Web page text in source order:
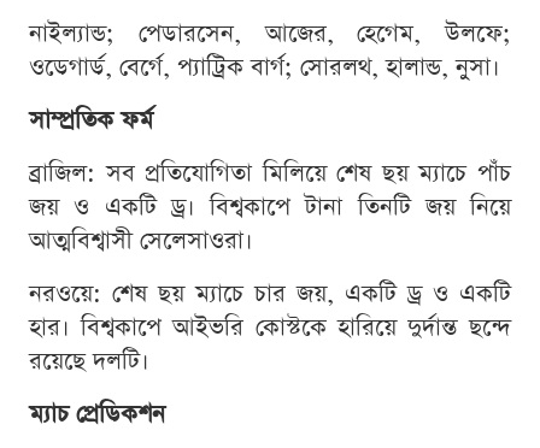
নাইল্যান্ড; পেডারসেন, আজের, হেগেম, উলফে;
ওডেগার্ড, বের্গে, প্যাট্রিক বার্গ; সোরলথ, হালান্ড, নুসা।
সাম্প্রতিক ফর্ম
ব্রাজিল: সব প্রতিযোগিতা মিলিয়ে শেষ ছয় ম্যাচে পাঁচ
জয় ও একটি ড্র। বিশ্বকাপে টানা তিনটি জয় নিয়ে
আত্মবিশ্বাসী সেলেসাওরা।
নরওয়ে: শেষ ছয় ম্যাচে চার জয়, একটি ড্র ও একটি
হার। বিশ্বকাপে আইভরি কোস্টকে হারিয়ে দুর্দান্ত ছন্দে
রয়েছে দলটি।
ম্যাচ প্রেডিকশন